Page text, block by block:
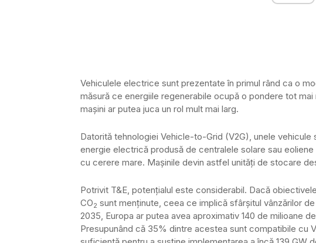
Vehiculele electrice sunt prezentate în primul rând ca o
măsură ce energiile regenerabile ocupă o pondere tot
mașini ar putea juca un rol mult mai larg.
Datorită tehnologiei Vehicle-to-Grid (V2G), unele
energie electrică produsă de centralele solare sau
cu cerere mare. Mașinile devin astfel unități de stocare
Potrivit T&E, potențialul este considerabil. Dacă
CO2 sunt menținute, ceea ce implică sfârșitul vânzărilor
2035, Europa ar putea avea aproximativ 140 de milioane
Presupunând că 35% dintre acestea sunt compatibile cu